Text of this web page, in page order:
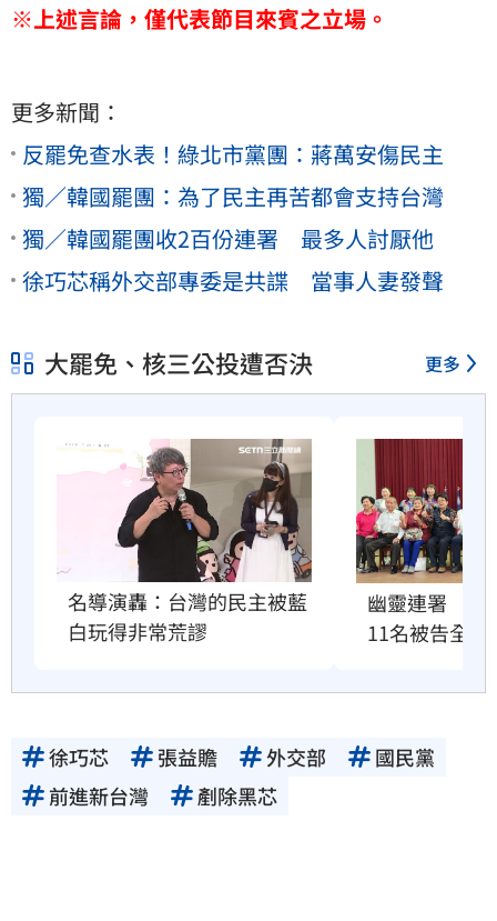
※上述言論，僅代表節目來賓之立場。
更多新聞：
反罷免查水表！綠北市黨團：蔣萬安傷民主
獨／韓國罷團：為了民主再苦都會支持台灣
獨／韓國罷團收2百份連署 最多人討厭他
徐巧芯稱外交部專委是共諜 當事人妻發聲
大罷免、核三公投遭否決 更多
名導演轟：台灣的民主被藍
白玩得非常荒謬
幽靈連署　國
11名被告全緩
徐巧芯 張益贍 外交部
國民黨
前進新台灣
剷除黑芯